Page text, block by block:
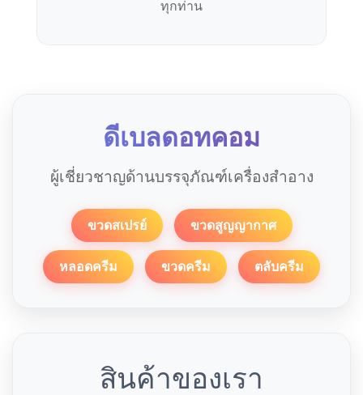
ทุกท่าน
ดีเบลดอทคอม
ผู้เชี่ยวชาญด้านบรรจุภัณฑ์เครื่องสำอาง
ขวดสเปรย์ ขวดสูญญากาศ
หลอดครีม ขวดครีม ตลับครีม
สินค้าของเรา